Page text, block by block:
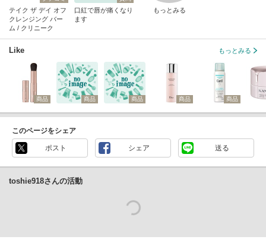
テイク ザ デイ オフ
クレンジング バー
ム / クリニーク
口紅で唇が痛くなり
ます
もっとみる
Like もっとみる
商品 商品 商品 商品 商品
このページをシェア
ポスト シェア 送る
toshie918さんの活動